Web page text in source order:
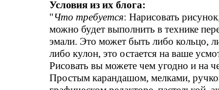
Условия из их блога:
"Что требуется: Нарисовать
можно будет выполнить в технике
эмали. Это может быть либо кольцо,
либо кулон, это остается на ваше
Рисовать вы можете чем угодно и на
Простым карандашом, мелками,